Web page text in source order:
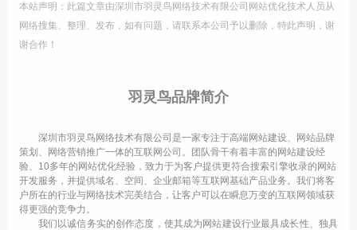
本站声明：此篇文章由深圳市羽灵鸟网络技术有限公司网站优化技术人员从
网络搜集、整理、发布，如有问题，请联系本公司予以删除，特此声明，谢
谢合作！
羽灵鸟品牌简介
深圳市羽灵鸟网络技术有限公司是一家专注于高端网站建设、网站品牌
策划、网络营销推广一体的互联网公司。团队骨干有着丰富的网站建设经
验、10多年的网站优化经验，致力于为客户提供更符合搜索引擎收录的网站
开发服务，并提供域名、空间、企业邮箱等互联网基础产品业务。我们将客
户所在的行业与网络技术完美结合，让客户可以在瞬息万变的互联网领域获
得更强的竞争力。
我们以诚信务实的创作态度，使其成为网站建设行业最具成长性、独具